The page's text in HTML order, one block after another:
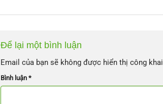
Để lại một bình luận
Email của bạn sẽ không được hiển thị công
Bình luận *